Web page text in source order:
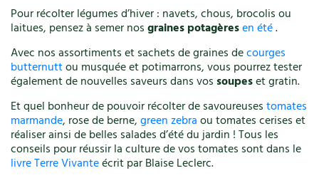
Pour récolter légumes d’hiver : navets, chous, brocolis ou
laitues, pensez à semer nosgraines potagèresen été.
Avec nos assortiments et sachets de graines decourges
butternuttou musquée et potimarrons, vous pourrez tester
également de nouvelles saveurs dans vossoupeset gratin.
Et quel bonheur de pouvoir récolter de savoureusestomates
marmande, rose de berne,green zebraou tomates cerises et
réaliser ainsi de belles salades d’été du jardin ! Tous les
conseils pour réussir la culture de vos tomates sont dans le
livre Terre Vivanteécrit par Blaise Leclerc.